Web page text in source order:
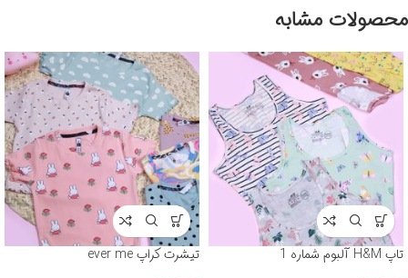
محصولات مشابه
تاپ H&M آلبوم شماره 1
تیشرت کراپ ever me